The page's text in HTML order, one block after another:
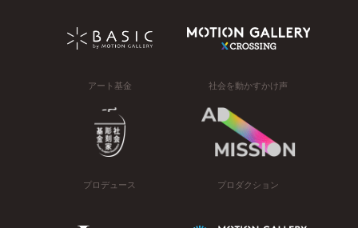
アート基金 社会を動かすかけ声
プロデュース プロダクション